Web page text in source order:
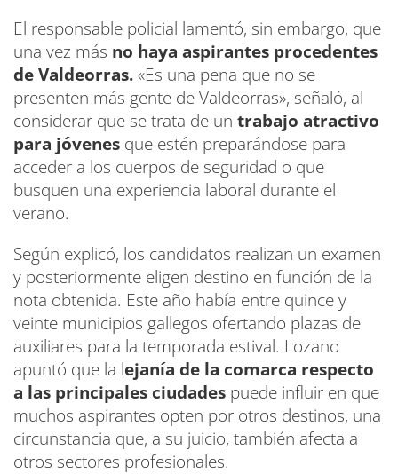
El responsable policial lamentó, sin embargo, que
una vez más no haya aspirantes procedentes
de Valdeorras.«Es una pena que no se
presenten más gente de Valdeorras», señaló, al
considerar que se trata de un trabajo atractivo
para jóvenes que estén preparándose para
acceder a los cuerpos de seguridad o que
busquen una experiencia laboral durante el
verano.
Según explicó, los candidatos realizan un examen
y posteriormente eligen destino en función de la
nota obtenida. Este año había entre quince y
veinte municipios gallegos ofertando plazas de
auxiliares para la temporada estival. Lozano
apuntó que la lejanía de la comarca respecto
a las principales ciudades puede influir en que
muchos aspirantes opten por otros destinos, una
circunstancia que, a su juicio, también afecta a
otros sectores profesionales.